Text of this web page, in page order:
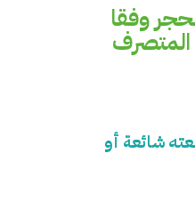
وفقا
المتصرف
حالة الجنون أو العته شائعة أو